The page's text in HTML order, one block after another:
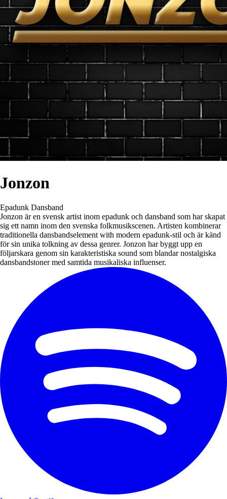
Jonzon
Epadunk Dansband
Jonzon är en svensk artist inom epadunk och dansband som har skapat
sig ett namn inom den svenska folkmusikscenen. Artisten kombinerar
traditionella dansbandselement with modern epadunk-stil och är känd
för sin unika tolkning av dessa genrer. Jonzon har byggt upp en
följarskara genom sin karakteristiska sound som blandar nostalgiska
dansbandstoner med samtida musikaliska influenser.